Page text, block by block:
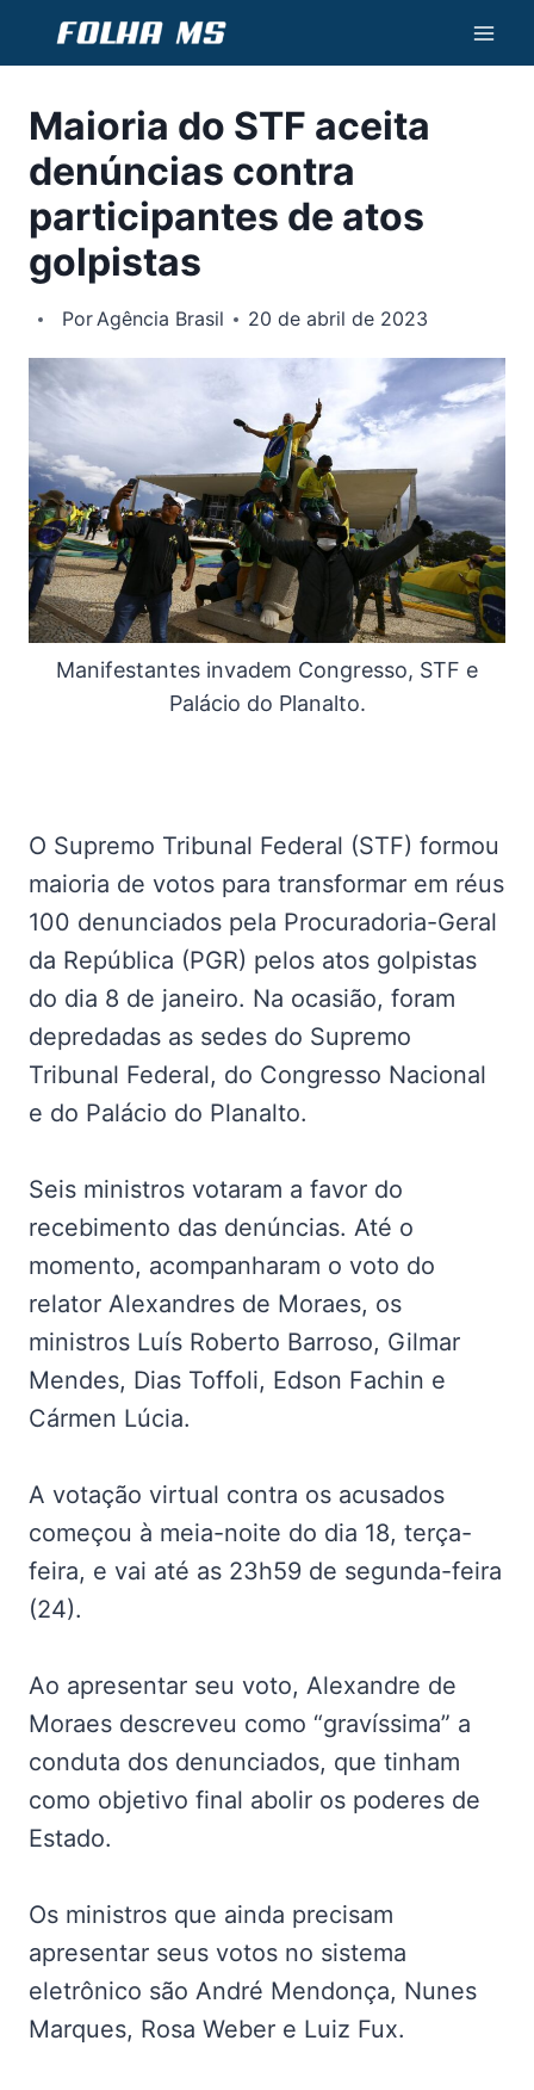
Conteúdo
Maioria do STF aceita
denúncias contra
participantes de atos
golpistas
PorAgência Brasil 20 de abril de 2023
Manifestantes invadem Congresso, STF e
Palácio do Planalto.
O Supremo Tribunal Federal (STF) formou
maioria de votos para transformar em réus
100 denunciados pela Procuradoria-Geral
da República (PGR) pelos atos golpistas
do dia 8 de janeiro. Na ocasião, foram
depredadas as sedes do Supremo
Tribunal Federal, do Congresso Nacional
e do Palácio do Planalto.
Seis ministros votaram a favor do
recebimento das denúncias. Até o
momento, acompanharam o voto do
relator Alexandres de Moraes, os
ministros Luís Roberto Barroso, Gilmar
Mendes, Dias Toffoli, Edson Fachin e
Cármen Lúcia.
A votação virtual contra os acusados
começou à meia-noite do dia 18, terça-
feira, e vai até as 23h59 de segunda-feira
(24).
Ao apresentar seu voto, Alexandre de
Moraes descreveu como “gravíssima” a
conduta dos denunciados, que tinham
como objetivo final abolir os poderes de
Estado.
Os ministros que ainda precisam
apresentar seus votos no sistema
eletrônico são André Mendonça, Nunes
Marques, Rosa Weber e Luiz Fux.